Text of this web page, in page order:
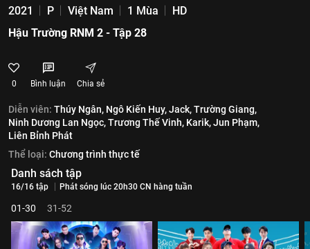
2021 P Việt Nam 1 Mùa
HD
Hậu Trường RNM 2 - Tập 28
0 Bình luận Chia sẻ
Diễn viên: Thúy Ngân, Ngô Kiến Huy,Jack,Trường Giang,
Ninh Dương Lan Ngọc,Trương Thế Vinh, Karik,Jun Phạm,
Liên Bỉnh Phát
Thể loại: Chương trình thực tế
Danh sách tập
16/16 tập Phát sóng lúc 20h30 CN hàng tuần
01-30 31-52